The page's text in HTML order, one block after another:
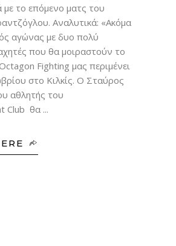
με το επόμενο ματς του
Αναλυτικά: «Ακόμα
αγώνας με δυο πολύ
που θα μοιραστούν το
Fighting μας περιμένει
στο Κιλκίς. O Σταύρος
αθλητής του
Club θα